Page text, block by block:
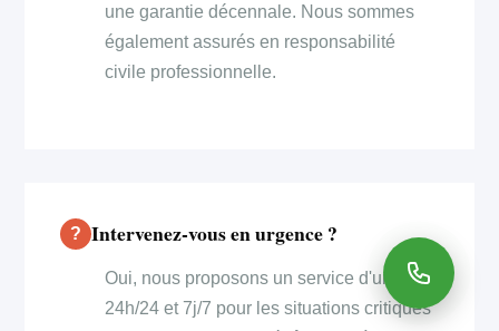
une garantie décennale. Nous sommes
également assurés en responsabilité
civile professionnelle.
Intervenez-vous en urgence ?
Oui, nous proposons un service d'urgence
24h/24 et 7j/7 pour les situations critiques